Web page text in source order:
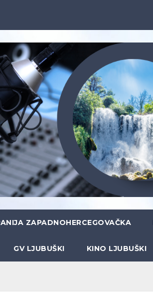
ZAPADNOHERCEGOVAČKA
GV LJUBUŠKI KINO LJUBUŠKI